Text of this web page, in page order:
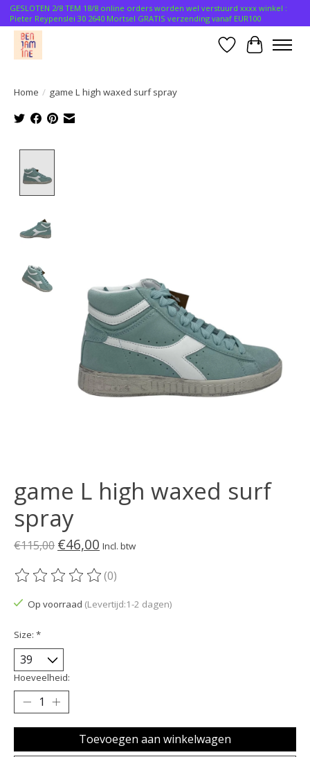
GESLOTEN 2/8 TEM 18/8 online orders worden wel verstuurd xxxx winkel :
Pieter Reypenslei 30 2640 Mortsel GRATIS verzending vanaf EUR100
Verlanglijst
Home / game L high waxed surf spray
game L high waxed surf
spray
€115,00 €46,00 Incl. btw
De beoordeling van dit product is
(0)
Op voorraad (Levertijd:1-2 dagen)
Size: *
Hoeveelheid:
Toevoegen aan winkelwagen